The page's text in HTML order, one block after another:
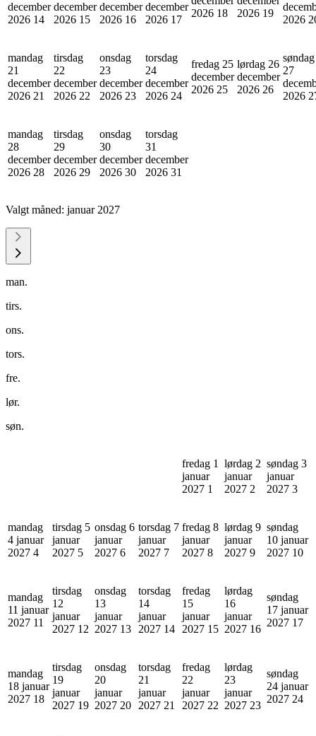
december
2026 14
december
2026 15
december
2026 16
december
2026 17
2026 18
2026 19
2026
mandag
21
december
2026 21
tirsdag
22
december
2026 22
onsdag
23
december
2026 23
torsdag
24
december
2026 24
fredag 25
december
2026 25
lørdag 26
december
2026 26
søndag
27
2026
mandag
28
december
2026 28
tirsdag
29
december
2026 29
onsdag
30
december
2026 30
torsdag
31
december
2026 31
Valgt måned: januar 2027
man.
tirs.
ons.
tors.
fre.
lør.
søn.
fredag 1
januar
2027 1
lørdag 2
januar
2027 2
søndag 3
januar
2027 3
mandag
4 januar
2027 4
tirsdag 5
januar
2027 5
onsdag 6
januar
2027 6
torsdag 7
januar
2027 7
fredag 8
januar
2027 8
lørdag 9
januar
2027 9
søndag
10 januar
2027 10
mandag
11 januar
2027 11
tirsdag
12
januar
2027 12
onsdag
13
januar
2027 13
torsdag
14
januar
2027 14
fredag
15
januar
2027 15
lørdag
16
januar
2027 16
søndag
17 januar
2027 17
mandag
18 januar
2027 18
tirsdag
19
januar
2027 19
onsdag
20
januar
2027 20
torsdag
21
januar
2027 21
fredag
22
januar
2027 22
lørdag
23
januar
2027 23
søndag
24 januar
2027 24